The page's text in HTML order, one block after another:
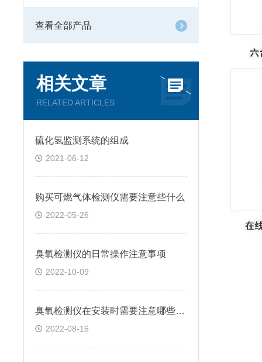
查看全部产品
相关文章
RELATED ARTICLES
硫化氢监测系统的组成
2021-06-12
购买可燃气体检测仪需要注意些什么
2022-05-26
臭氧检测仪的日常操作注意事项
2022-10-09
臭氧检测仪在安装时需要注意哪些问题?
2022-08-16